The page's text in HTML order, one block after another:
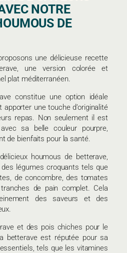
NOTRE
DE
une délicieuse recette
une version colorée et
plat méditerranéen.
constitue une option idéale
une touche d’originalité
repas. Non seulement il est
sa belle couleur pourpre,
de bienfaits pour la santé.
houmous de betterave,
légumes croquants tels que
de concombre, des tomates
de pain complet. Cela
des saveurs et des
et des pois chiches pour le
betterave est réputée pour sa
tels que les vitamines